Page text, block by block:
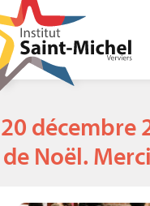
20 décembre
de Noël.